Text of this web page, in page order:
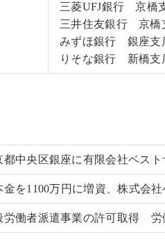
三菱UFJ銀行 京橋
三井住友銀行 京橋
みずほ銀行 銀座支
りそな銀行 新橋支
都中央区銀座に有限会社ベスト
金を1100万円に増資、株式会
労働者派遣事業の許可取得 労